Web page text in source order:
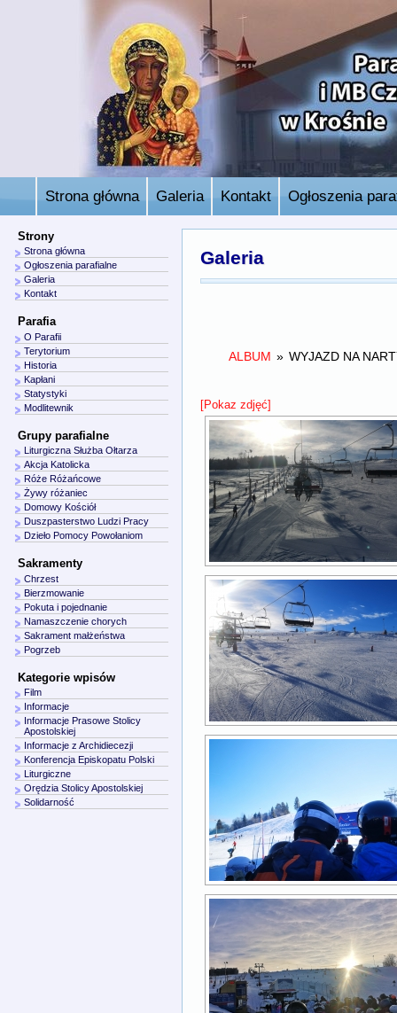
Strona główna Galeria Kontakt Ogłoszenia
Galeria
ALBUM » WYJAZD NA
[Pokaz zdjęć]
Strony
Strona główna
Ogłoszenia parafialne
Galeria
Kontakt
Parafia
O Parafii
Terytorium
Historia
Kapłani
Statystyki
Modlitewnik
Grupy parafialne
Liturgiczna Służba Ołtarza
Akcja Katolicka
Róże Różańcowe
Żywy różaniec
Domowy Kościół
Duszpasterstwo Ludzi Pracy
Dzieło Pomocy Powołaniom
Sakramenty
Chrzest
Bierzmowanie
Pokuta i pojednanie
Namaszczenie chorych
Sakrament małżeństwa
Pogrzeb
Kategorie wpisów
Film
Informacje
Informacje Prasowe Stolicy
Apostolskiej
Informacje z Archidiecezji
Konferencja Episkopatu Polski
Liturgiczne
Orędzia Stolicy Apostolskiej
Solidarność